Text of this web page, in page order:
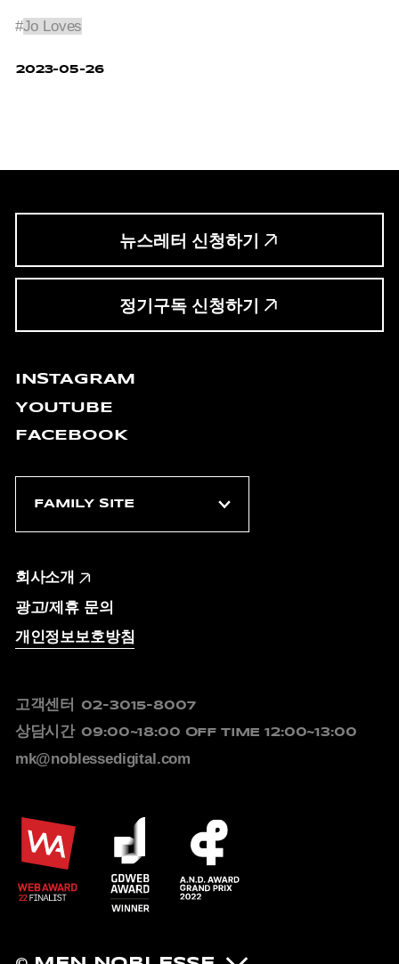
#Jo Loves
2023-05-26
뉴스레터 신청하기
정기구독 신청하기
INSTAGRAM
YOUTUBE
FACEBOOK
회사소개
광고/제휴 문의
개인정보보호방침
고객센터 02-3015-8007
상담시간 09:00~18:00 OFF TIME 12:00~13:00
mk@noblessedigital.com